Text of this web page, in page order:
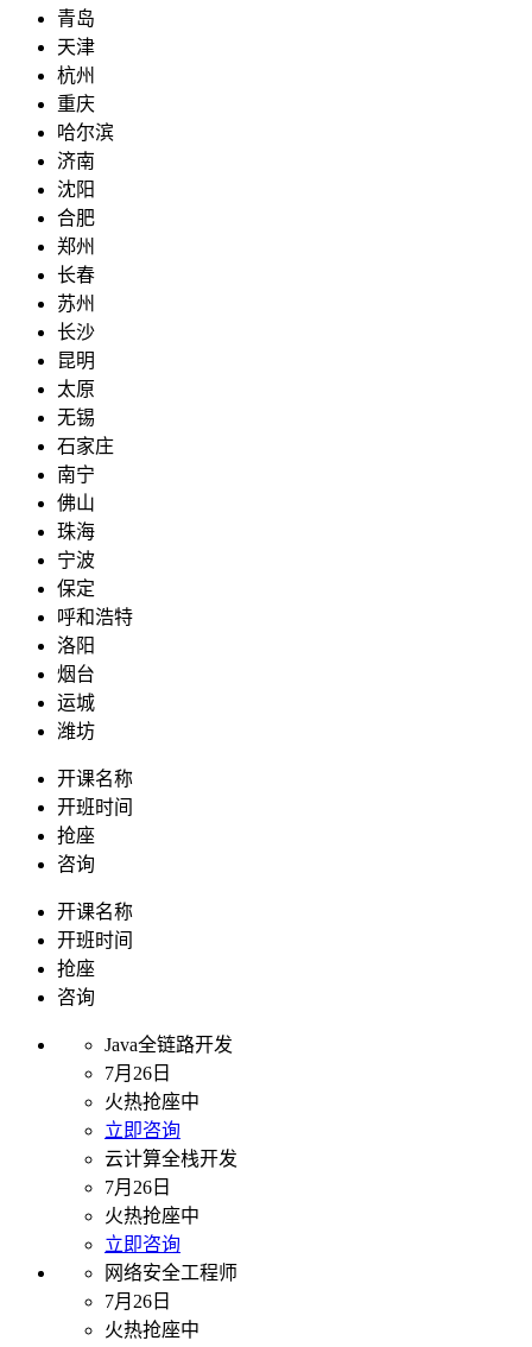
青岛
天津
杭州
重庆
哈尔滨
济南
沈阳
合肥
郑州
长春
苏州
长沙
昆明
太原
无锡
石家庄
南宁
佛山
珠海
宁波
保定
呼和浩特
洛阳
烟台
运城
潍坊
开课名称
开班时间
抢座
咨询
开课名称
开班时间
抢座
咨询
Java全链路开发
7月26日
火热抢座中
立即咨询
云计算全栈开发
7月26日
火热抢座中
立即咨询
网络安全工程师
7月26日
火热抢座中